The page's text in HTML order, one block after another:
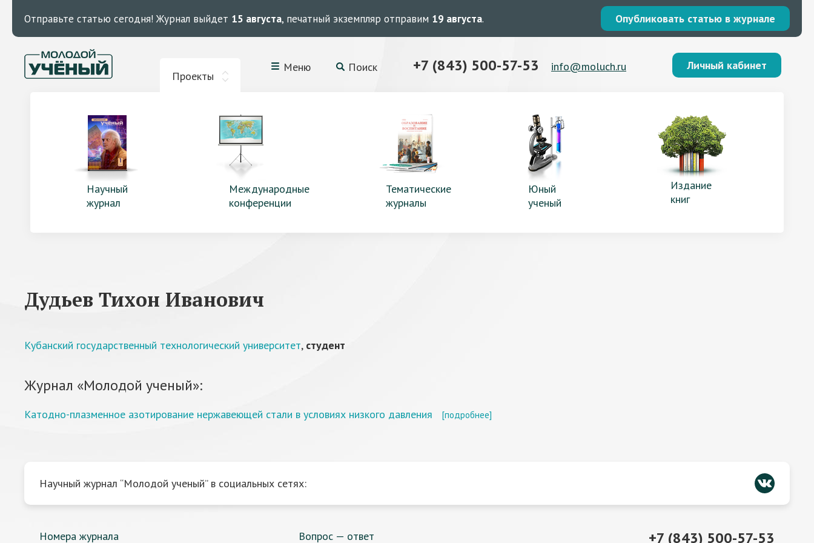
Отправьте статью сегодня! Журнал выйдет 15 августа, печатный экземпляр отправим 19 августа. Опубликовать статью в журнале
Проекты
Меню Поиск +7 (843) 500-57-53 info@moluch.ru Личный кабинет
Научный
журнал
Международные
конференции
Тематические
журналы
Юный
ученый
Издание
книг
Дудьев Тихон Иванович
Кубанский государственный технологический университет, студент
Журнал «Молодой ученый»:
Катодно-плазменное азотирование нержавеющей стали в условиях низкого давления [подробнее]
Научный журнал “Молодой ученый” в социальных сетях:
Номера журнала Вопрос — ответ +7 (843) 500-57-53